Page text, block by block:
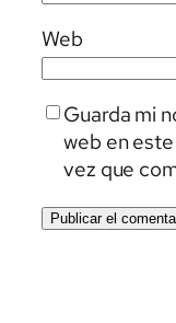
Web
Guarda mi
web en
vez que